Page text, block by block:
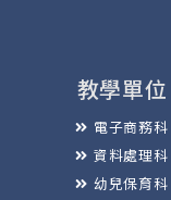
教學單位
電子商務科
資料處理科
幼兒保育科